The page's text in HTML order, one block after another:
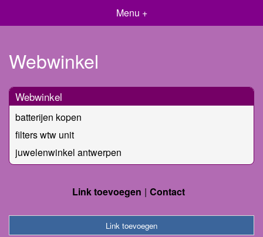
Menu +
Webwinkel
Webwinkel
batterijen kopen
filters wtw unit
juwelenwinkel antwerpen
Link toevoegen Contact
Link toevoegen